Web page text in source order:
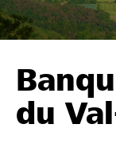
Hilfe &
Projekte und
du